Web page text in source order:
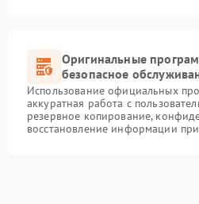
Оригинальные
безопасное
Использование официальных
аккуратная работа с
резервное копирование,
восстановление информации